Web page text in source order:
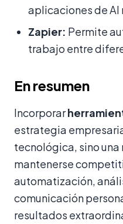
aplicaciones de AI
Zapier: Permite
trabajo entre
En resumen
Incorporar
estrategia
tecnológica, sino
mantenerse
automatización,
comunicación
resultados